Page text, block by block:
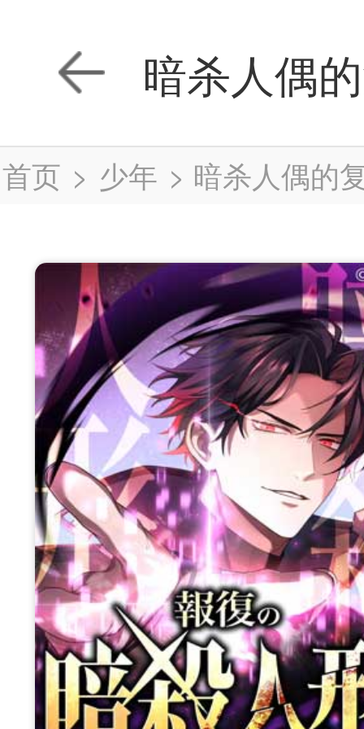
暗杀人偶
首页 > 少年 > 暗杀人偶的